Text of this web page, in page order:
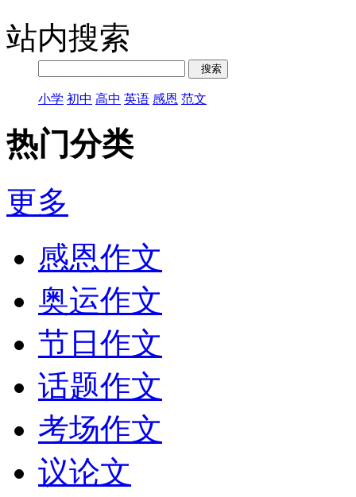
站内搜索
小学 初中 高中 英语 感恩 范文
热门分类
更多
感恩作文
奥运作文
节日作文
话题作文
考场作文
议论文